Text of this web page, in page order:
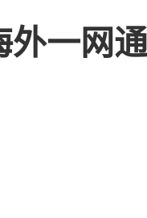
外一网